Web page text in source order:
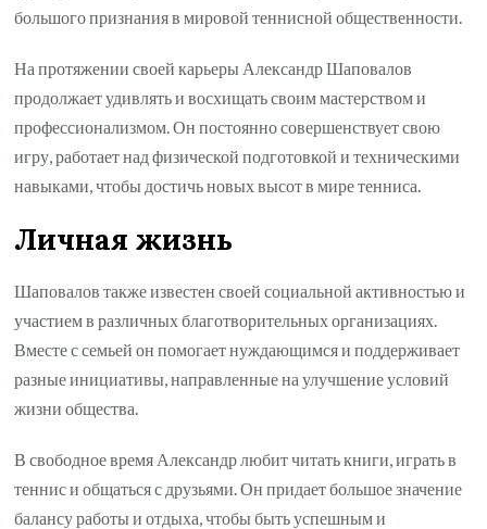
большого признания в мировой теннисной общественности.
На протяжении своей карьеры Александр Шаповалов
продолжает удивлять и восхищать своим мастерством и
профессионализмом. Он постоянно совершенствует свою
игру, работает над физической подготовкой и техническими
навыками, чтобы достичь новых высот в мире тенниса.
Личная жизнь
Шаповалов также известен своей социальной активностью и
участием в различных благотворительных организациях.
Вместе с семьей он помогает нуждающимся и поддерживает
разные инициативы, направленные на улучшение условий
жизни общества.
В свободное время Александр любит читать книги, играть в
теннис и общаться с друзьями. Он придает большое значение
балансу работы и отдыха, чтобы быть успешным и